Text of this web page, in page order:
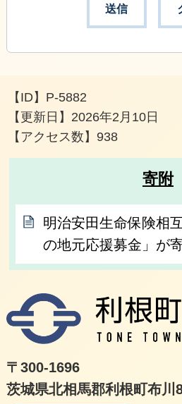
【ID】 P-5882
【更新日】 2026年2月10日
【アクセス数】938
寄附
明治安田生命保険相
の地元応援募金」が
〒300-1696
茨城県北相馬郡利根町布川